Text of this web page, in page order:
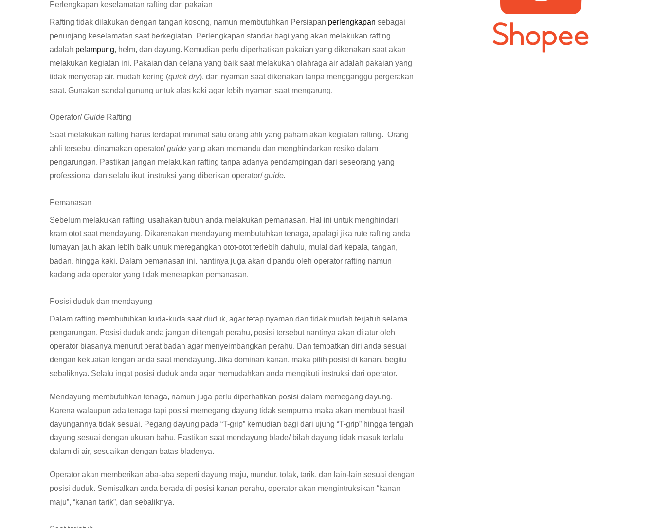
Perlengkapan keselamatan rafting dan pakaian
Rafting tidak dilakukan dengan tangan kosong, namun membutuhkan Persiapan perlengkapan sebagai
penunjang keselamatan saat berkegiatan. Perlengkapan standar bagi yang akan melakukan rafting
adalah pelampung, helm, dan dayung. Kemudian perlu diperhatikan pakaian yang dikenakan saat akan
melakukan kegiatan ini. Pakaian dan celana yang baik saat melakukan olahraga air adalah pakaian yang
tidak menyerap air, mudah kering (quick dry), dan nyaman saat dikenakan tanpa mengganggu pergerakan
saat. Gunakan sandal gunung untuk alas kaki agar lebih nyaman saat mengarung.
Operator/Guide Rafting
Saat melakukan rafting harus terdapat minimal satu orang ahli yang paham akan kegiatan rafting. Orang
ahli tersebut dinamakan operator/guide yang akan memandu dan menghindarkan resiko dalam
pengarungan. Pastikan jangan melakukan rafting tanpa adanya pendampingan dari seseorang yang
professional dan selalu ikuti instruksi yang diberikan operator/guide.
Pemanasan
Sebelum melakukan rafting, usahakan tubuh anda melakukan pemanasan. Hal ini untuk menghindari
kram otot saat mendayung. Dikarenakan mendayung membutuhkan tenaga, apalagi jika rute rafting anda
lumayan jauh akan lebih baik untuk meregangkan otot-otot terlebih dahulu, mulai dari kepala, tangan,
badan, hingga kaki. Dalam pemanasan ini, nantinya juga akan dipandu oleh operator rafting namun
kadang ada operator yang tidak menerapkan pemanasan.
Posisi duduk dan mendayung
Dalam rafting membutuhkan kuda-kuda saat duduk, agar tetap nyaman dan tidak mudah terjatuh selama
pengarungan. Posisi duduk anda jangan di tengah perahu, posisi tersebut nantinya akan di atur oleh
operator biasanya menurut berat badan agar menyeimbangkan perahu. Dan tempatkan diri anda sesuai
dengan kekuatan lengan anda saat mendayung. Jika dominan kanan, maka pilih posisi di kanan, begitu
sebaliknya. Selalu ingat posisi duduk anda agar memudahkan anda mengikuti instruksi dari operator.
Mendayung membutuhkan tenaga, namun juga perlu diperhatikan posisi dalam memegang dayung.
Karena walaupun ada tenaga tapi posisi memegang dayung tidak sempurna maka akan membuat hasil
dayungannya tidak sesuai. Pegang dayung pada “T-grip” kemudian bagi dari ujung “T-grip” hingga tengah
dayung sesuai dengan ukuran bahu. Pastikan saat mendayung blade/ bilah dayung tidak masuk terlalu
dalam di air, sesuaikan dengan batas bladenya.
Operator akan memberikan aba-aba seperti dayung maju, mundur, tolak, tarik, dan lain-lain sesuai dengan
posisi duduk. Semisalkan anda berada di posisi kanan perahu, operator akan mengintruksikan “kanan
maju”, “kanan tarik”, dan sebaliknya.